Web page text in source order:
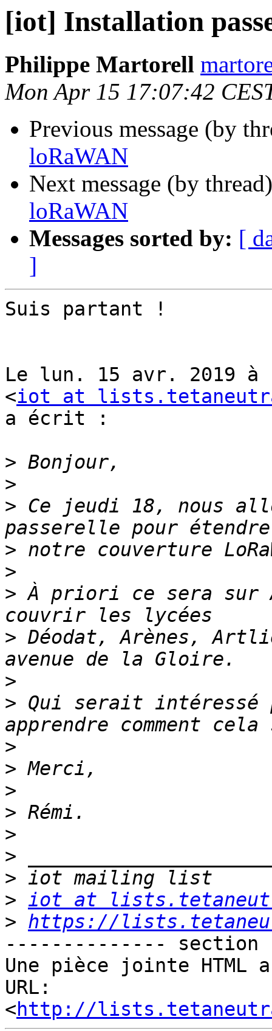
[iot] Installation
Philippe Martorell
Mon Apr 15 17:07:42
Previous message (by
loRaWAN
Next message (by
loRaWAN
Messages sorted by: [
]
Suis partant !
Le lun. 15 avr. 2019
<iot at
a écrit :
>
>
> Ce jeudi 18, nous
>
>
> À priori ce sera sur
> Déodat, Arènes,
>
> Qui serait
>
>
>
>
>
>
>
> iot at
> https://
-------------- section
Une pièce jointe
URL:
<http://